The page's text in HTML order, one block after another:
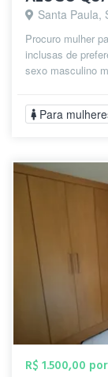
Santa Paula,
Procuro mulher
inclusas de
sexo masculino
Para
R$ 1.500,00